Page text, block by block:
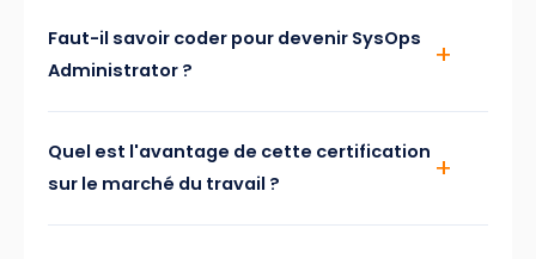
Faut-il savoir coder pour devenir SysOps
Administrator ?
Quel est l'avantage de cette certification
sur le marché du travail ?